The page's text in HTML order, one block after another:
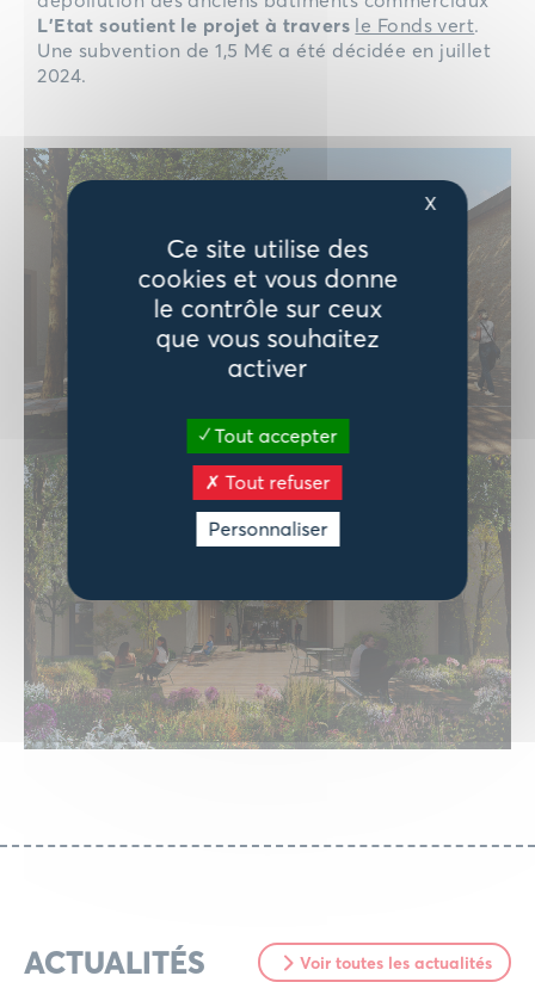
X
Ce site utilise des
cookies et vous donne
le contrôle sur ceux
que vous souhaitez
activer
Tout accepter
Tout refuser
Personnaliser
L’Etat soutient le projet à travers le Fonds vert.
Une subvention de 1,5 M€ a été décidée en juillet
2024.
ACTUALITÉS Voir toutes les actualités